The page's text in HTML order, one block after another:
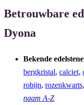
Betrouwbare
Dyona
Bekende
bergkristal, calciet,
robijn, rozenkwarts,
naam A-Z